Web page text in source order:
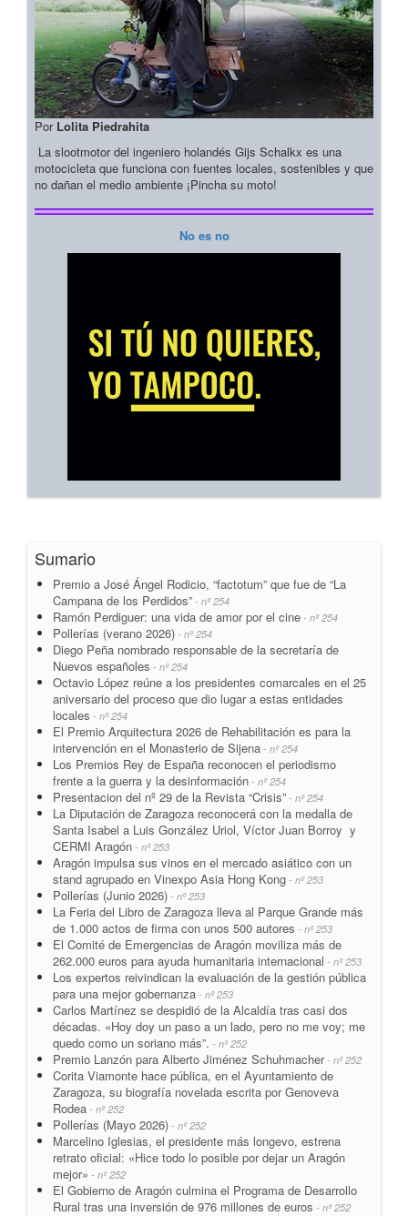
Por Lolita Piedrahita
La slootmotor del ingeniero holandés Gijs Schalkx es una
motocicleta que funciona con fuentes locales, sostenibles y que
no dañan el medio ambiente ¡Pincha su moto!
No es no
Sumario
Premio a José Ángel Rodicio, “factotum” que fue de “La
Campana de los Perdidos” - nº 254
Ramón Perdiguer: una vida de amor por el cine - nº 254
Pollerías (verano 2026) - nº 254
Diego Peña nombrado responsable de la secretaría de
Nuevos españoles - nº 254
Octavio López reúne a los presidentes comarcales en el 25
aniversario del proceso que dio lugar a estas entidades
locales - nº 254
El Premio Arquitectura 2026 de Rehabilitación es para la
intervención en el Monasterio de Sijena - nº 254
Los Premios Rey de España reconocen el periodismo
frente a la guerra y la desinformación - nº 254
Presentacion del nº 29 de la Revista “Crisis” - nº 254
La Diputación de Zaragoza reconocerá con la medalla de
Santa Isabel a Luis González Uriol, Víctor Juan Borroy y
CERMI Aragón - nº 253
Aragón impulsa sus vinos en el mercado asiático con un
stand agrupado en Vinexpo Asia Hong Kong - nº 253
Pollerías (Junio 2026) - nº 253
La Feria del Libro de Zaragoza lleva al Parque Grande más
de 1.000 actos de firma con unos 500 autores - nº 253
El Comité de Emergencias de Aragón moviliza más de
262.000 euros para ayuda humanitaria internacional - nº 253
Los expertos reivindican la evaluación de la gestión pública
para una mejor gobernanza - nº 253
Carlos Martínez se despidió de la Alcaldía tras casi dos
décadas. «Hoy doy un paso a un lado, pero no me voy; me
quedo como un soriano más”. - nº 252
Premio Lanzón para Alberto Jiménez Schuhmacher- nº 252
Corita Viamonte hace pública, en el Ayuntamiento de
Zaragoza, su biografía novelada escrita por Genoveva
Rodea - nº 252
Pollerías (Mayo 2026) - nº 252
Marcelino Iglesias, el presidente más longevo, estrena
retrato oficial: «Hice todo lo posible por dejar un Aragón
mejor» - nº 252
El Gobierno de Aragón culmina el Programa de Desarrollo
Rural tras una inversión de 976 millones de euros - nº 252